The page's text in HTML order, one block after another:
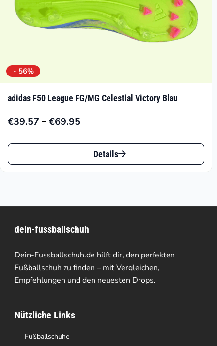
gewählt
werden
- 56%
adidas F50 League FG/MG Celestial Victory Blau
€39.57 –€69.95
Preisspanne:
€39.57
€69.95
Dieses
Produkt
auf.
Die
Optionen
können
der
Produktseite
Details
dein-fussballschuh
Dein-Fussballschuh.de hilft dir, den perfekten
Fußballschuh zu finden – mit Vergleichen,
Empfehlungen und den neuesten Drops.
Nützliche Links
Fußballschuhe